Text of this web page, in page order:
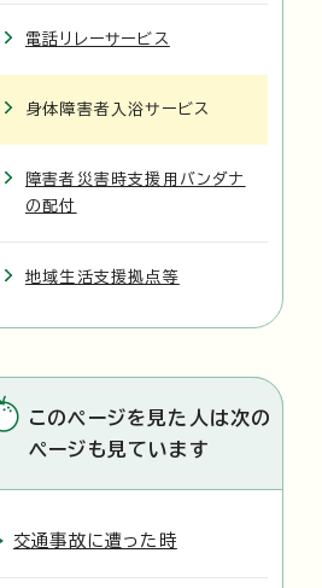
電話リレーサービス
身体障害者入浴サービス
障害者災害時支援用バンダナ
の配付
地域生活支援拠点等
このページを見た人は次の
ページも見ています
交通事故に遭った時